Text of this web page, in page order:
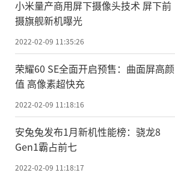
小米量产商用屏下摄像头技术 屏下前
摄旗舰新机曝光
2022-02-09 11:35:26
荣耀60 SE全面开启预售：曲面屏高颜
值 高像素超快充
2022-02-09 11:18:16
安兔兔发布1月新机性能榜：骁龙8
Gen1霸占前七
2022-02-09 11:18:17